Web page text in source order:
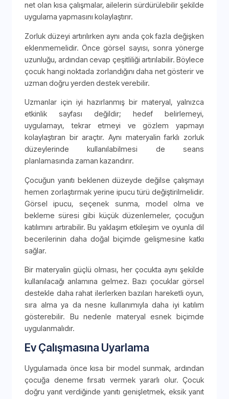
net olan kısa çalışmalar, ailelerin sürdürülebilir şekilde
uygulama yapmasını kolaylaştırır.
Zorluk düzeyi artırılırken aynı anda çok fazla değişken
eklenmemelidir. Önce görsel sayısı, sonra yönerge
uzunluğu, ardından cevap çeşitliliği artırılabilir. Böylece
çocuk hangi noktada zorlandığını daha net gösterir ve
uzman doğru yerden destek verebilir.
Uzmanlar için iyi hazırlanmış bir materyal, yalnızca
etkinlik sayfası değildir; hedef belirlemeyi,
uygulamayı, tekrar etmeyi ve gözlem yapmayı
kolaylaştıran bir araçtır. Aynı materyalin farklı zorluk
düzeylerinde kullanılabilmesi de seans
planlamasında zaman kazandırır.
Çocuğun yanıtı beklenen düzeyde değilse çalışmayı
hemen zorlaştırmak yerine ipucu türü değiştirilmelidir.
Görsel ipucu, seçenek sunma, model olma ve
bekleme süresi gibi küçük düzenlemeler, çocuğun
katılımını artırabilir. Bu yaklaşım etkileşim ve oyunla dil
becerilerinin daha doğal biçimde gelişmesine katkı
sağlar.
Bir materyalin güçlü olması, her çocukta aynı şekilde
kullanılacağı anlamına gelmez. Bazı çocuklar görsel
destekle daha rahat ilerlerken bazıları hareketli oyun,
sıra alma ya da nesne kullanımıyla daha iyi katılım
gösterebilir. Bu nedenle materyal esnek biçimde
uygulanmalıdır.
Ev Çalışmasına Uyarlama
Uygulamada önce kısa bir model sunmak, ardından
çocuğa deneme fırsatı vermek yararlı olur. Çocuk
doğru yanıt verdiğinde yanıtı genişletmek, eksik yanıt